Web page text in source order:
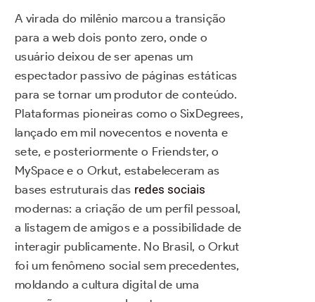
A virada do milênio marcou a transição
para a web dois ponto zero, onde o
usuário deixou de ser apenas um
espectador passivo de páginas estáticas
para se tornar um produtor de conteúdo.
Plataformas pioneiras como o SixDegrees,
lançado em mil novecentos e noventa e
sete, e posteriormente o Friendster, o
MySpace e o Orkut, estabeleceram as
bases estruturais das redes sociais
modernas: a criação de um perfil pessoal,
a listagem de amigos e a possibilidade de
interagir publicamente. No Brasil, o Orkut
foi um fenômeno social sem precedentes,
moldando a cultura digital de uma